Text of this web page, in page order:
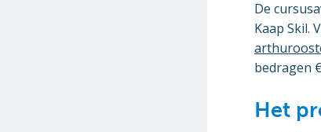
De
Kaap Skil.
bedragen
Het